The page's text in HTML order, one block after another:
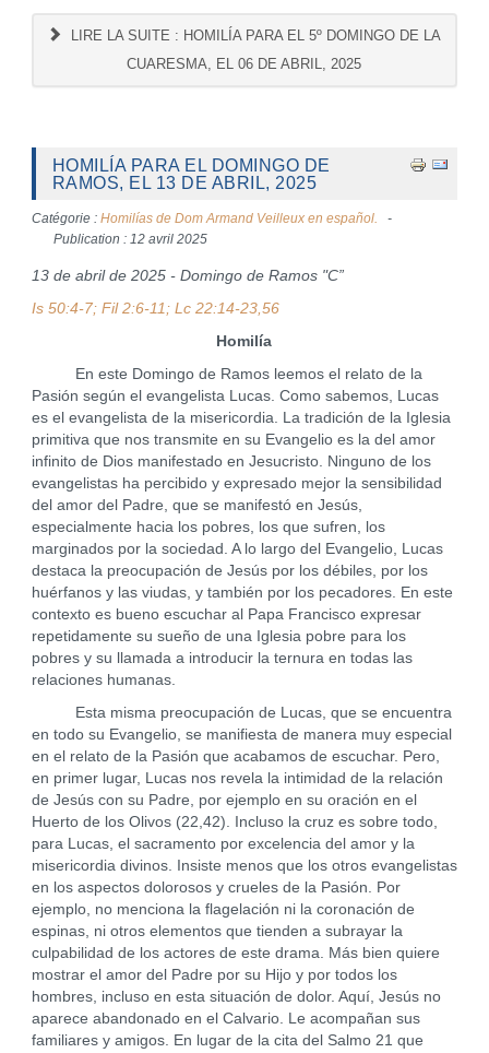
LIRE LA SUITE : HOMILÍA PARA EL 5º DOMINGO DE LA
CUARESMA, EL 06 DE ABRIL, 2025
HOMILÍA PARA EL DOMINGO DE
RAMOS, EL 13 DE ABRIL, 2025
Catégorie : Homilías de Dom Armand Veilleux en español.
Publication : 12 avril 2025
13 de abril de 2025 - Domingo de Ramos "C”
Is 50:4-7; Fil 2:6-11; Lc 22:14-23,56
Homilía
En este Domingo de Ramos leemos el relato de la
Pasión según el evangelista Lucas. Como sabemos, Lucas
es el evangelista de la misericordia. La tradición de la Iglesia
primitiva que nos transmite en su Evangelio es la del amor
infinito de Dios manifestado en Jesucristo. Ninguno de los
evangelistas ha percibido y expresado mejor la sensibilidad
del amor del Padre, que se manifestó en Jesús,
especialmente hacia los pobres, los que sufren, los
marginados por la sociedad. A lo largo del Evangelio, Lucas
destaca la preocupación de Jesús por los débiles, por los
huérfanos y las viudas, y también por los pecadores. En este
contexto es bueno escuchar al Papa Francisco expresar
repetidamente su sueño de una Iglesia pobre para los
pobres y su llamada a introducir la ternura en todas las
relaciones humanas.
Esta misma preocupación de Lucas, que se encuentra
en todo su Evangelio, se manifiesta de manera muy especial
en el relato de la Pasión que acabamos de escuchar. Pero,
en primer lugar, Lucas nos revela la intimidad de la relación
de Jesús con su Padre, por ejemplo en su oración en el
Huerto de los Olivos (22,42). Incluso la cruz es sobre todo,
para Lucas, el sacramento por excelencia del amor y la
misericordia divinos. Insiste menos que los otros evangelistas
en los aspectos dolorosos y crueles de la Pasión. Por
ejemplo, no menciona la flagelación ni la coronación de
espinas, ni otros elementos que tienden a subrayar la
culpabilidad de los actores de este drama. Más bien quiere
mostrar el amor del Padre por su Hijo y por todos los
hombres, incluso en esta situación de dolor. Aquí, Jesús no
aparece abandonado en el Calvario. Le acompañan sus
familiares y amigos. En lugar de la cita del Salmo 21 que